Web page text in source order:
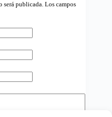
será publicada. Los campos